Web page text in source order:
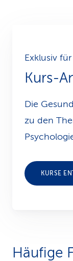
Exklusiv
Kurs-
Die
zu den
KURSE
Häufige